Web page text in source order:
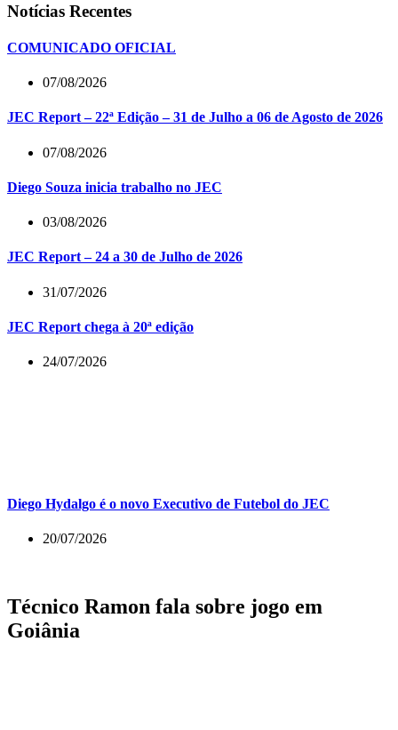
Notícias Recentes
COMUNICADO OFICIAL
07/08/2026
JEC Report – 22ª Edição – 31 de Julho a 06 de Agosto de 2026
07/08/2026
Diego Souza inicia trabalho no JEC
03/08/2026
JEC Report – 24 a 30 de Julho de 2026
31/07/2026
JEC Report chega à 20ª edição
24/07/2026
Diego Hydalgo é o novo Executivo de Futebol do JEC
20/07/2026
Técnico Ramon fala sobre jogo em
Goiânia